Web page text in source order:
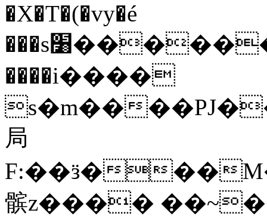
�X�T�(�vy�é
���s׸���������s����=��cڝ���v�����������=k��O���5�O߃ |
����i����
s�m��
局
F:��ӟ���
髌z����